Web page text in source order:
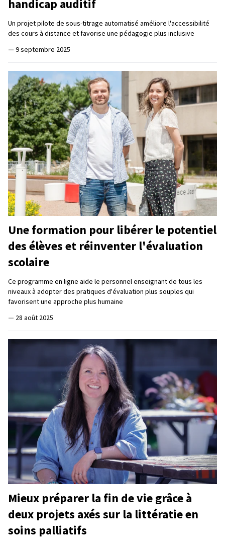
handicap auditif
Un projet pilote de sous-titrage automatisé améliore l'accessibilité
des cours à distance et favorise une pédagogie plus inclusive
— 9 septembre 2025
Une formation pour libérer le potentiel
des élèves et réinventer l'évaluation
scolaire
Ce programme en ligne aide le personnel enseignant de tous les
niveaux à adopter des pratiques d'évaluation plus souples qui
favorisent une approche plus humaine
— 28 août 2025
Mieux préparer la fin de vie grâce à
deux projets axés sur la littératie en
soins palliatifs